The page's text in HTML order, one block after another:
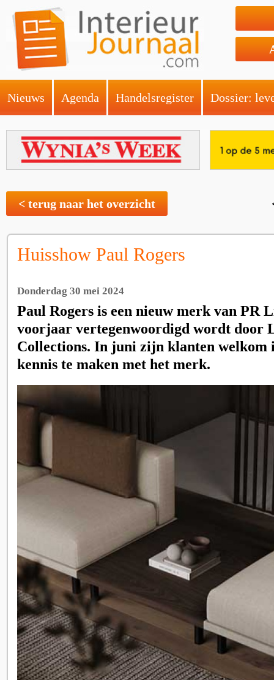
Nieuws Agenda Handelsregister Dossier:
< terug naar het overzicht
Huisshow Paul Rogers
Donderdag 30 mei 2024
Paul Rogers is een nieuw merk van PR
voorjaar vertegenwoordigd wordt door
Collections. In juni zijn klanten welkom
kennis te maken met het merk.